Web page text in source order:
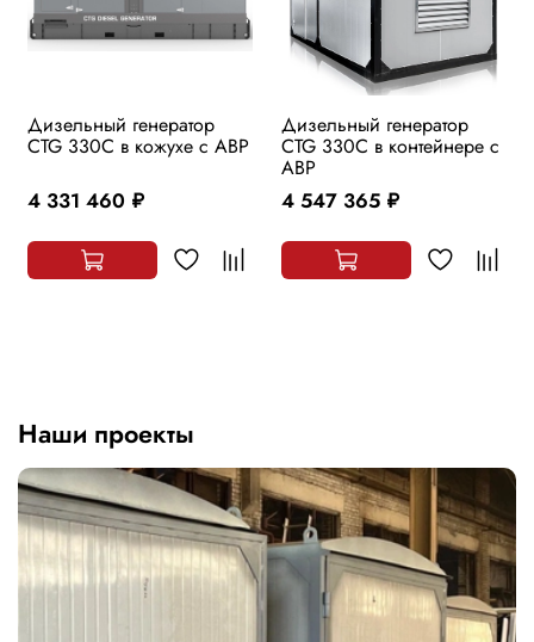
Дизельный генератор
CTG 330C в кожухе с АВР
4 331 460 руб.
Дизельный генератор
CTG 330C в контейнере с
АВР
4 547 365 руб.
Наши проекты